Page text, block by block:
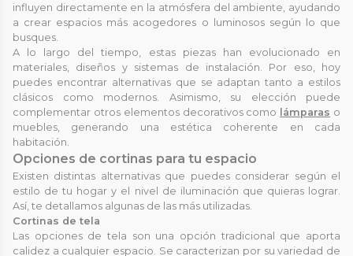
influyen directamente en la atmósfera del ambiente, ayudando
a crear espacios más acogedores o luminosos según lo que
busques.
A lo largo del tiempo, estas piezas han evolucionado en
materiales, diseños y sistemas de instalación. Por eso, hoy
puedes encontrar alternativas que se adaptan tanto a estilos
clásicos como modernos. Asimismo, su elección puede
complementar otros elementos decorativos como lámparas o
muebles, generando una estética coherente en cada
habitación.
Opciones de cortinas para tu espacio
Existen distintas alternativas que puedes considerar según el
estilo de tu hogar y el nivel de iluminación que quieras lograr.
Así, te detallamos algunas de las más utilizadas.
Cortinas de tela
Las opciones de tela son una opción tradicional que aporta
calidez a cualquier espacio. Se caracterizan por su variedad de